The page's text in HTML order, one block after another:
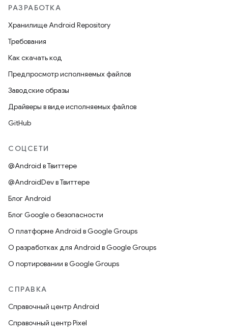
РАЗРАБОТКА
Хранилище Android Repository
Требования
Как скачать код
Предпросмотр исполняемых файлов
Заводские образы
Драйверы в виде исполняемых файлов
GitHub
СОЦСЕТИ
@Android в Твиттере
@AndroidDev в Твиттере
Блог Android
Блог Google о безопасности
О платформе Android в Google Groups
О разработках для Android в Google Groups
О портировании в Google Groups
СПРАВКА
Справочный центр Android
Справочный центр Pixel